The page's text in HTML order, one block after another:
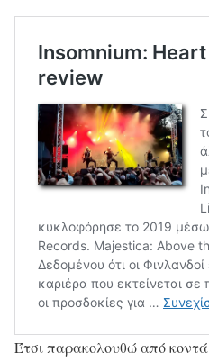
Έτσιπαρακολουθώαπόκοντά